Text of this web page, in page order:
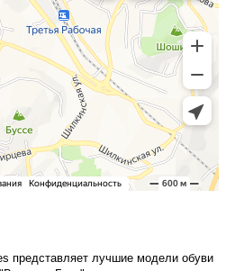
представляет лучшие модели обуви